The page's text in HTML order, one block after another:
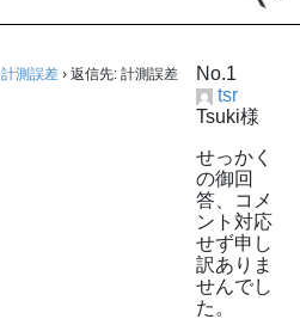
計測誤差 › 返信先: 計測誤差
No.1
tsr
Tsuki様
せっかく
の御回
答、コメ
ント対応
せず申し
訳ありま
せんでし
た。